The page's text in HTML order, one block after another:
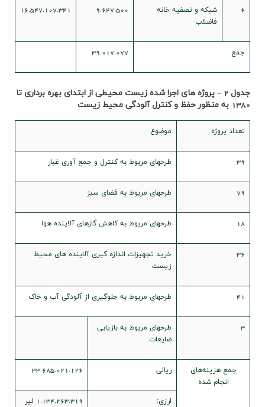
6
شبکه و تصفيه خانه
فاضلاب
9.647.500
16.547.107.341
جمع 39.017.077
جدول 2 – پروژه های اجرا شده زیست محیطی از ابتدای بهره برداری تا
1380 به منظور حفظ و کنترل آلودگی محیط زیست
تعداد پروژه موضوع
39 طرحهای مربوط به کنترل و جمع آوری غبار
79 طرحهای مربوط به فضای سبز
18 طرحهای مربوط به کاهش گازهای آلاینده هوا
36
خرید تجهیزات اندازه گیری آلاینده های محیط
زیست
41 طرحهای مربوط به جلوگیری از آلودگی آب و خاک
3
طرحهای مربوط به بازیابی
ضایعات
جمع هزينه‌هاي
انجام شده
ريالي 33.685.021.126
ارزي: 1.134.263.319 لير